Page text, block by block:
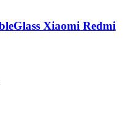
Xiaomi Redmi